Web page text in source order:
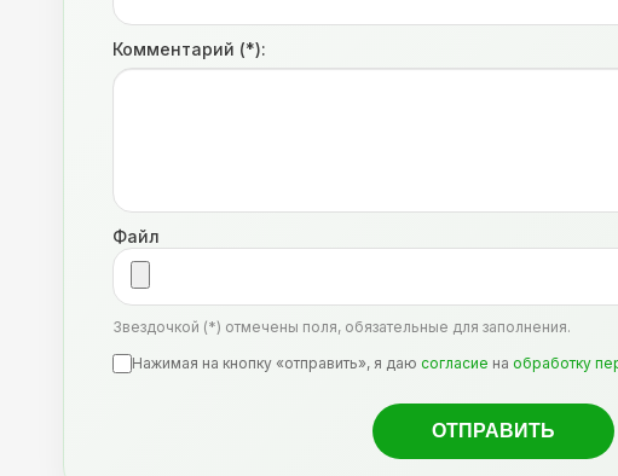
Комментарий (*):
Файл
Звездочкой (*) отмечены поля, обязательные для заполнения.
Нажимая на кнопку «отправить», я даю согласие на обработку